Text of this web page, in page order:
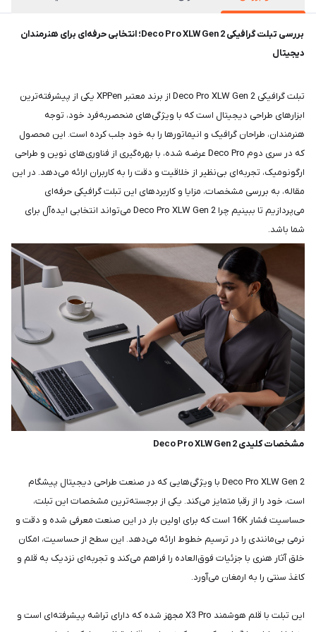
بررسی تبلت گرافیکی Deco Pro XLW Gen 2؛ انتخابی حرفه‌ای برای هنرمندان
دیجیتال
تبلت گرافیکی Deco Pro XLW Gen 2 از برند معتبر XPPen یکی از پیشرفته‌ترین
ابزارهای طراحی دیجیتال است که با ویژگی‌های منحصربه‌فرد خود، توجه
هنرمندان، طراحان گرافیک و انیماتورها را به خود جلب کرده است. این محصول
که در سری دوم Deco Pro عرضه شده، با بهره‌گیری از فناوری‌های نوین و طراحی
ارگونومیک، تجربه‌ای بی‌نظیر از خلاقیت و دقت را به کاربران ارائه می‌دهد. در این
مقاله، به بررسی مشخصات، مزایا و کاربردهای این تبلت گرافیکی حرفه‌ای
می‌پردازیم تا ببینیم چرا Deco Pro XLW Gen 2 می‌تواند انتخابی ایده‌آل برای
شما باشد.
مشخصات کلیدی Deco Pro XLW Gen 2
Deco Pro XLW Gen 2 با ویژگی‌هایی که در صنعت طراحی دیجیتال پیشگام
است، خود را از رقبا متمایز می‌کند. یکی از برجسته‌ترین مشخصات این تبلت،
حساسیت فشار 16K است که برای اولین بار در این صنعت معرفی شده و دقت و
نرمی بی‌مانندی را در ترسیم خطوط ارائه می‌دهد. این سطح از حساسیت، امکان
خلق آثار هنری با جزئیات فوق‌العاده را فراهم می‌کند و تجربه‌ای نزدیک به قلم و
کاغذ سنتی را به ارمغان می‌آورد.
این تبلت با قلم هوشمند X3 Pro مجهز شده که دارای تراشه پیشرفته‌ای است و